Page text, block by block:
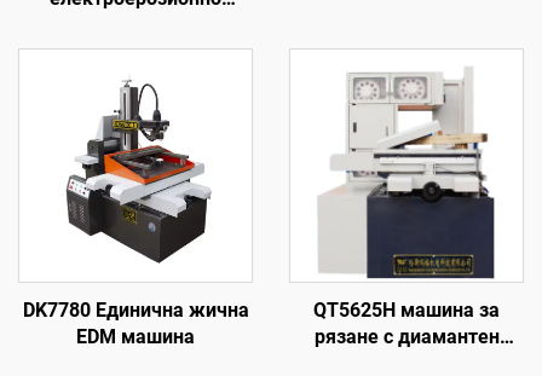
проникване на формата
DK7780 Единична жична
EDM машина
QT5625H машина за
рязане с диамантен